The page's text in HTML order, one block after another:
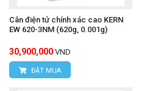
Cân điện tử chính xác cao KERN
EW 620-3NM (620g, 0.001g)
30,900,000 VND
ĐẶT MUA